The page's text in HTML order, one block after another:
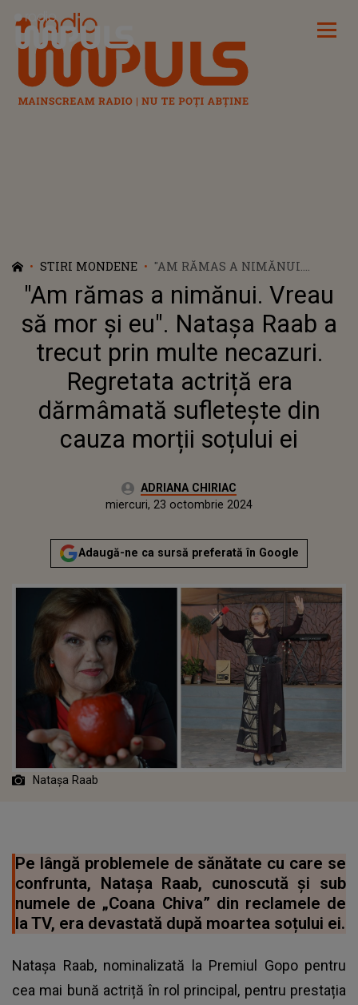
Radio Impuls
STIRI MONDENE
"AM RĂMAS A NIMĂNUI.
VREAU SĂ MOR ȘI EU". NATAȘA
RAAB A TRECUT PRIN MULTE
NECAZURI. REGRETATA ACTRIȚĂ
ERA DĂRMÂMATĂ SUFLETEȘTE
DIN CAUZA MORȚII SOȚULUI EI
"Am rămas a nimănui. Vreau
să mor și eu". Natașa Raab a
trecut prin multe necazuri.
Regretata actriță era
dărmâmată sufletește din
cauza morții soțului ei
Autor:ADRIANA CHIRIAC
luni, 23 octombrie 2023Actualizat:
miercuri, 23 octombrie 2024
Adaugă-ne ca sursă preferată în Google
Natașa Raab
Pe lângă problemele de sănătate cu care se
confrunta, Natașa Raab, cunoscută și sub
numele de „Coana Chiva” din reclamele de
la TV, era devastată după moartea soțului ei.
Natașa Raab, nominalizată la Premiul Gopo pentru
cea mai bună actriță în rol principal, pentru prestația